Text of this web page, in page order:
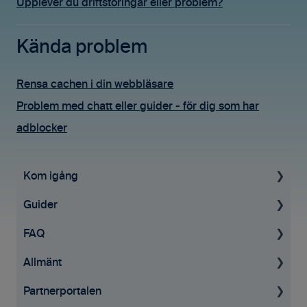
Upplever du driftstöringar eller problem?
Kända problem
Rensa cachen i din webbläsare
Problem med chatt eller guider - för dig som har
adblocker
Kom igång
Uppstartsguide
Grundinställningar
Ekonomisystem
Tid & Kvitton
Guider
För administratörer
Konto & Betalning
Licenser
FAQ
Tid & Kvitton
Fakturering
Allmänt
Allmän information
Partnerportalen